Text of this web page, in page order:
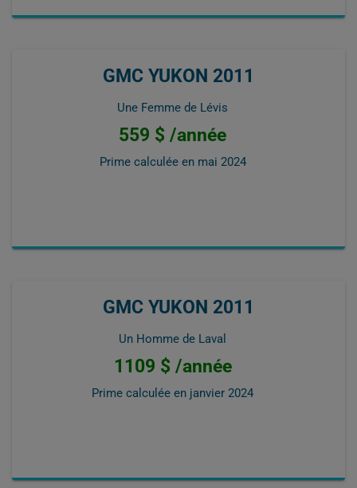
GMC YUKON 2011
Une Femme de Lévis
559 $ /année
Prime calculée en mai 2024
GMC YUKON 2011
Un Homme de Laval
1109 $ /année
Prime calculée en janvier 2024